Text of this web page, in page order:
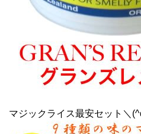
マジックライス最安セット＼